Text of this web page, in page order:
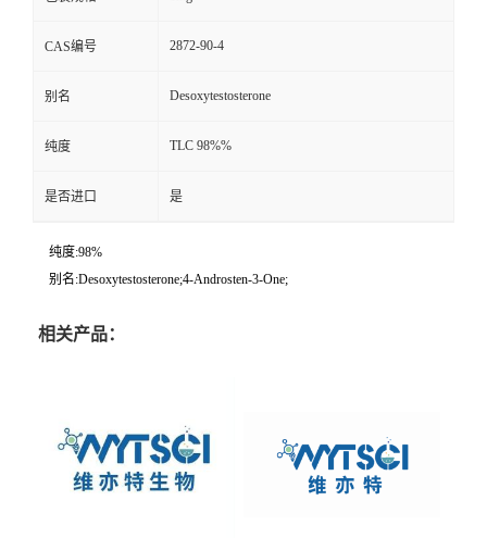
CAS编号 2872-90-4
别名 Desoxytestosterone
纯度 TLC 98%%
是否进口 是
纯度:98%
别名:Desoxytestosterone;4-Androsten-3-One;
相关产品：